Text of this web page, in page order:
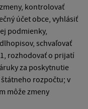
kontrolovať
účet obce, vyhlásiť
podmienky,
schvaľovať
rozhodovať o prijatí
za poskytnutie
rozpočtu; v
môže zmeny